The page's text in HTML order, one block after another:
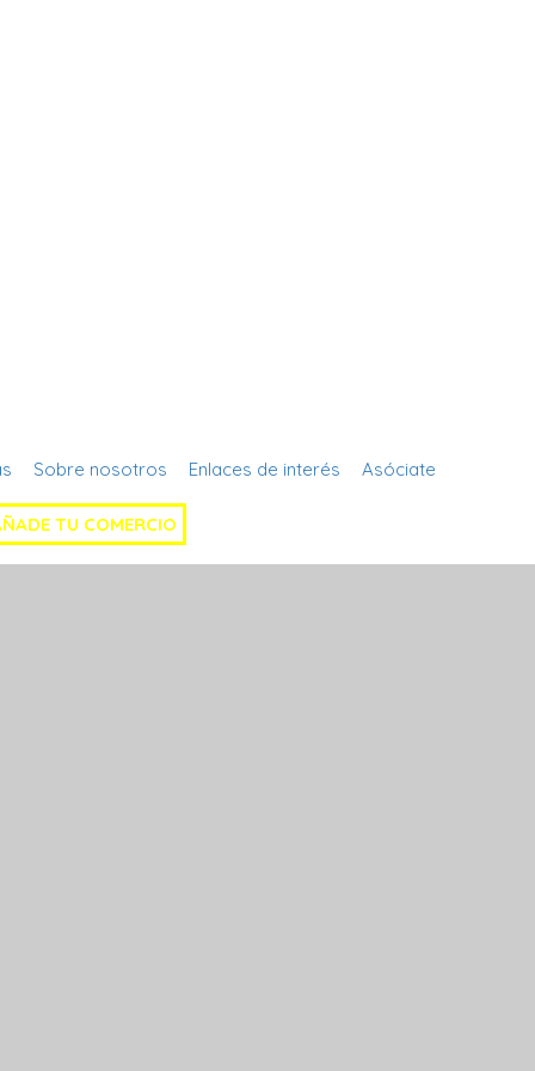
Sobre nosotros Enlaces de interés Asóciate
TU COMERCIO